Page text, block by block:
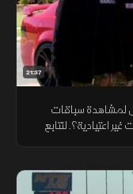
21:37
لمشاهدة سباقات
اعتيادية؟. لنتابع